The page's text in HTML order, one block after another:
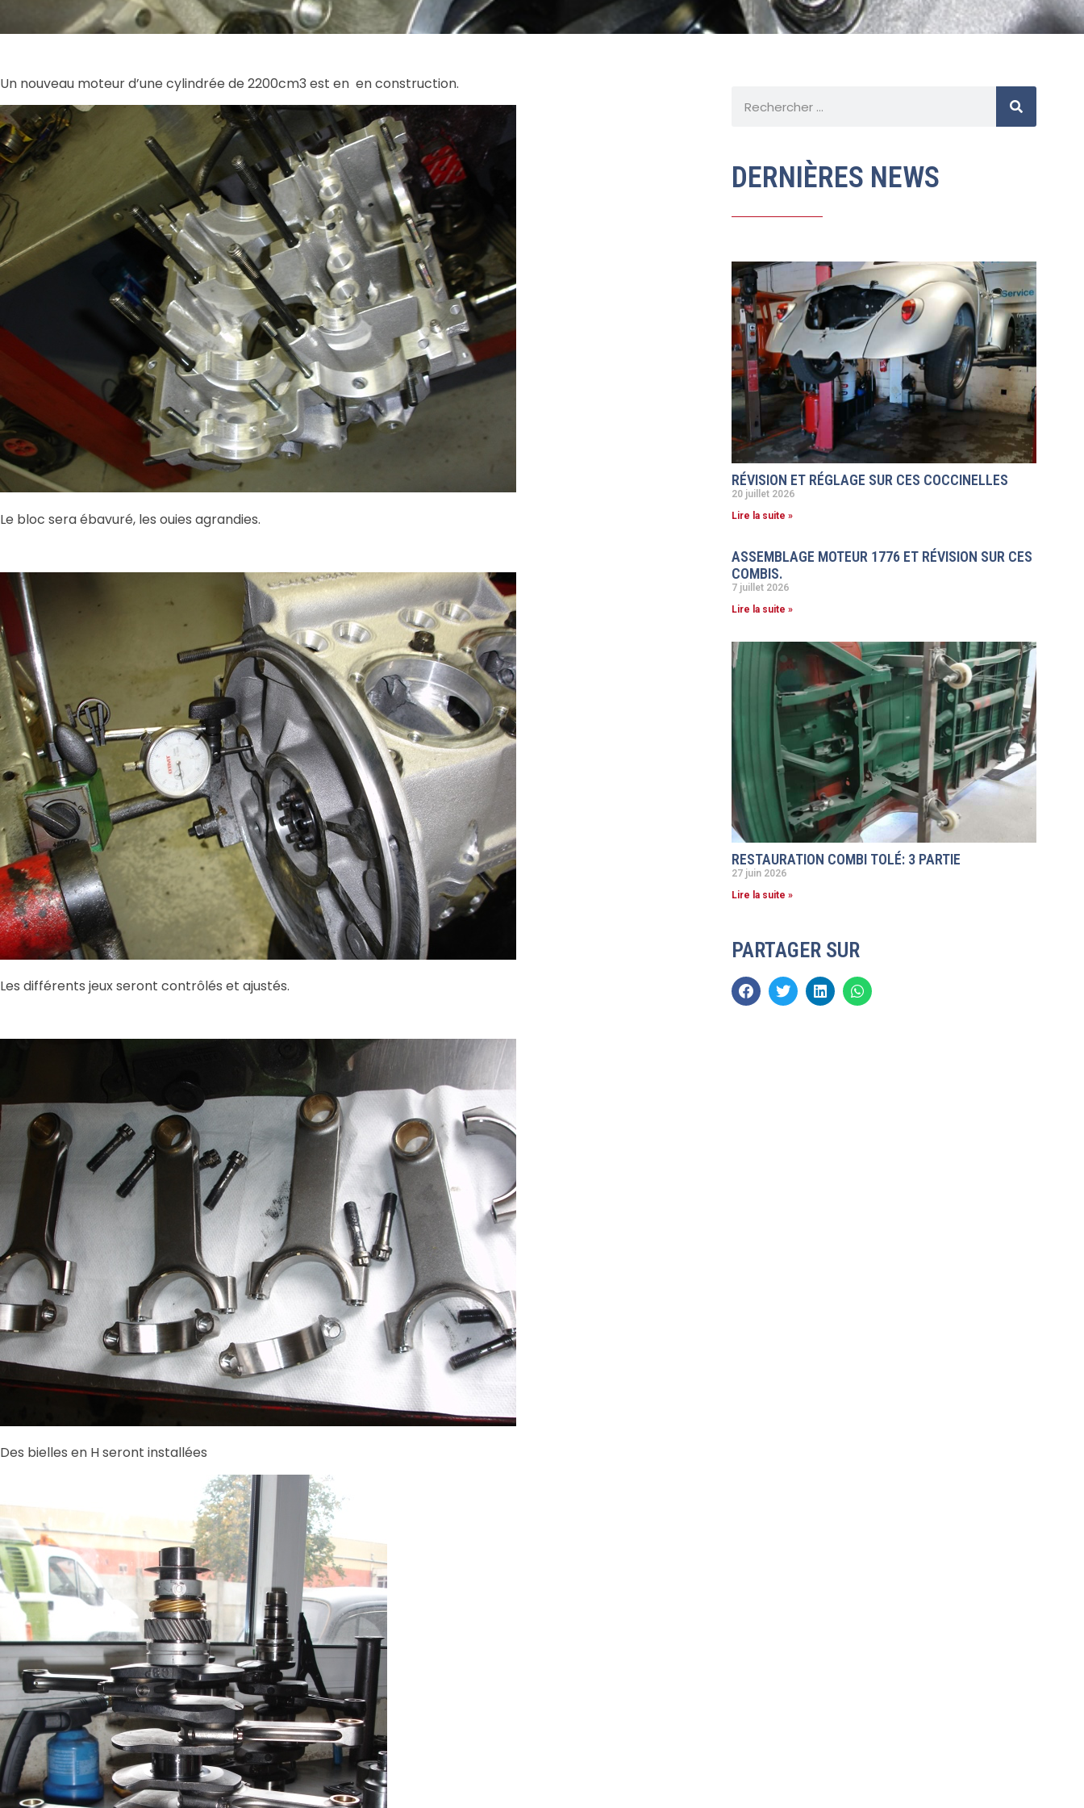
Un nouveau moteur d’une cylindrée de 2200cm3 est en en construction.
Le bloc sera ébavuré, les ouies agrandies.
Les différents jeux seront contrôlés et ajustés.
Des bielles en H seront installées
DERNIÈRES NEWS
RÉVISION ET RÉGLAGE SUR CES COCCINELLES
20 juillet 2026
Lire la suite »
ASSEMBLAGE MOTEUR 1776 ET RÉVISION SUR CES
COMBIS.
7 juillet 2026
Lire la suite »
RESTAURATION COMBI TOLÉ: 3 PARTIE
27 juin 2026
Lire la suite »
PARTAGER SUR